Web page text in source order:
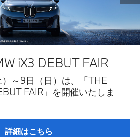
iX3 DEBUT FAIR
～9日（日）は、「THE
FAIR」を開催いたしま
詳細はこちら